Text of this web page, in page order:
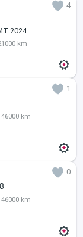
4
2024
km
1
km
0
km